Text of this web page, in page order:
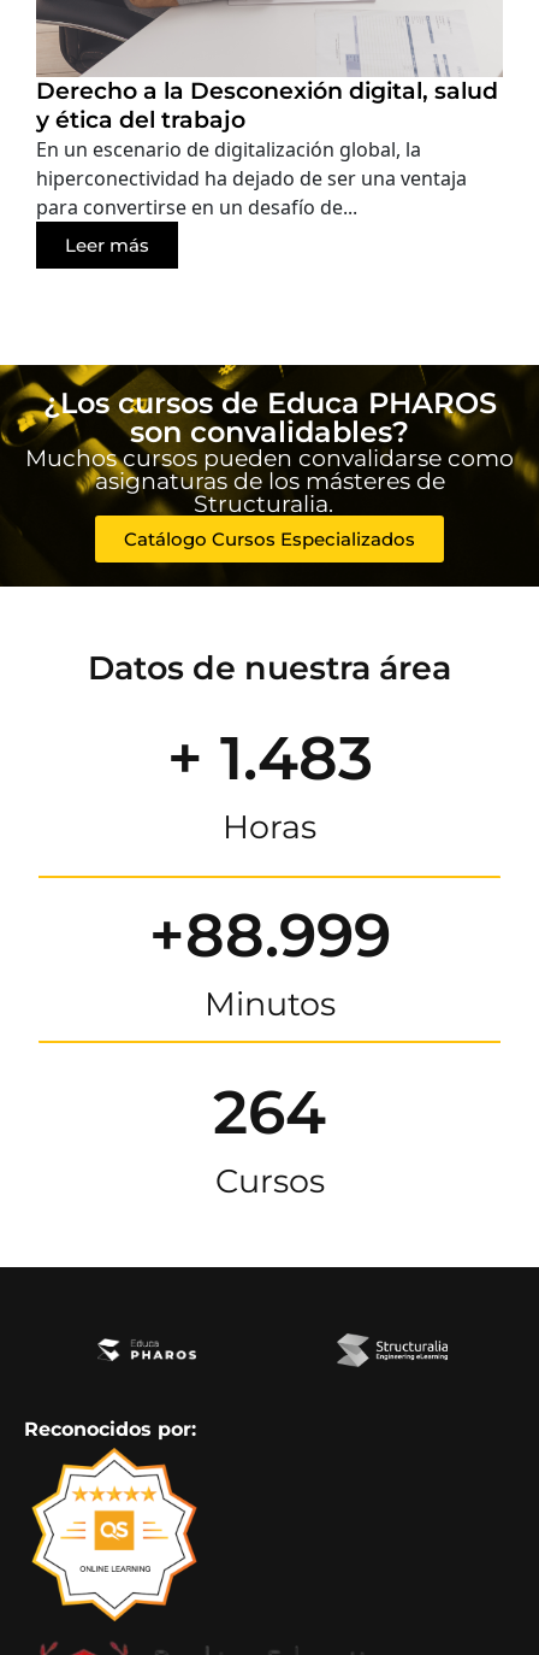
Derecho a la Desconexión digital, salud
y ética del trabajo
En un escenario de digitalización global, la
hiperconectividad ha dejado de ser una ventaja
para convertirse en un desafío de...
Leer más
¿Los cursos de Educa PHAROS
son convalidables?
Muchos cursos pueden convalidarse como
asignaturas de los másteres de
Structuralia.
Catálogo Cursos Especializados
Datos de nuestra área
+ 1.483
Horas
+88.999
Minutos
264
Cursos
Reconocidos por: